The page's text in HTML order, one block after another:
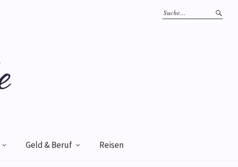
Geld & Beruf Reisen